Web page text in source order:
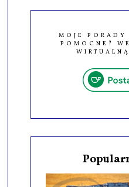
MOJE
POMOCNE?